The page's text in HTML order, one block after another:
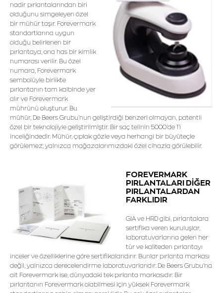
nadir pırlantalarından biri
olduğunu simgeleyen özel
bir mühür taşır. Forevermark
standartlarına uygun
olduğu belirlenen bir
pırlantaya, ona has bir kimlik
numarası verilir. Bu özel
numara, Forevermark
sembolüyle birlikte
pırlantanın tam kalbinde yer
alır ve Forevermark
mührünü oluşturur. Bu
mühür, De Beers Grubu’nun geliştirdiği benzeri olmayan, patentli
özel bir teknolojiyle geliştirilmiştir. Bir saç telinin 5000’de 1’i
inceliğindedir. Mühür, çıplak gözle veya herhangi bir büyüteçle
görülemez; yalnızca mağazalarımızdaki özel cihazla görülebilir.
FOREVERMARK
PIRLANTALARI DİĞER
PIRLANTALARDAN
FARKLIDIR
GIA ve HRD gibi, pırlantalara
sertifika veren kuruluşlar,
laboratuvarlarına gelen her
tür ve kaliteden pırlantayı
inceler ve özelliklerine göre sertifikalandırır. Bunlar pırlanta markası
değil, yalnızca derecelendirme laboratuvarlarıdır. De Beers Grubu'na
ait Forevermark ise, dünyadaki tek pırlanta markasıdır. Bir
pırlantanın Forevermark olabilmesi için yüksek Forevermark